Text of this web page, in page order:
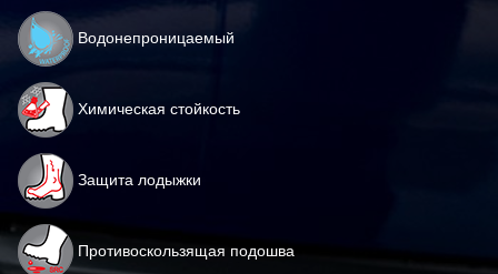
Водонепроницаемый
Химическая стойкость
Защита лодыжки
Противоскользящая подошва